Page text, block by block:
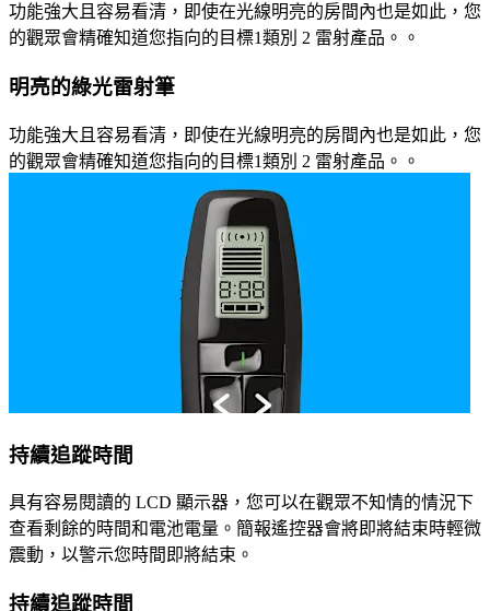
功能強大且容易看清，即使在光線明亮的房間內也是如此，您
的觀眾會精確知道您指向的目標1類別 2 雷射產品。。
明亮的綠光雷射筆
功能強大且容易看清，即使在光線明亮的房間內也是如此，您
的觀眾會精確知道您指向的目標1類別 2 雷射產品。。
持續追蹤時間
具有容易閱讀的 LCD 顯示器，您可以在觀眾不知情的情況下
查看剩餘的時間和電池電量。簡報遙控器會將即將結束時輕微
震動，以警示您時間即將結束。
持續追蹤時間